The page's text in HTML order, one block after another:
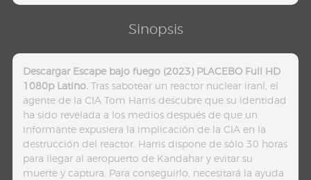
Sinopsis
Descargar Escape bajo fuego (2023) PLACEBO Full HD
1080p Latino. Tras sabotear un reactor nuclear iraní, el
agente de la CIA Tom Harris descubre que su identidad
ha sido revelada a los medios después de que un
informante expusiera la implicación de la CIA en la
destrucción del reactor. Harris dispone de sólo 30 horas
para llegar al aeropuerto de Kandahar y evitar su
muerte y captura. Para conseguirlo, necesitará la ayuda